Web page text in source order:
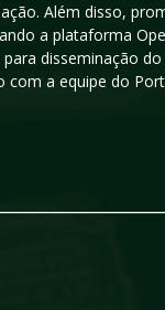
Além disso,
a plataforma
disseminação
a equipe do